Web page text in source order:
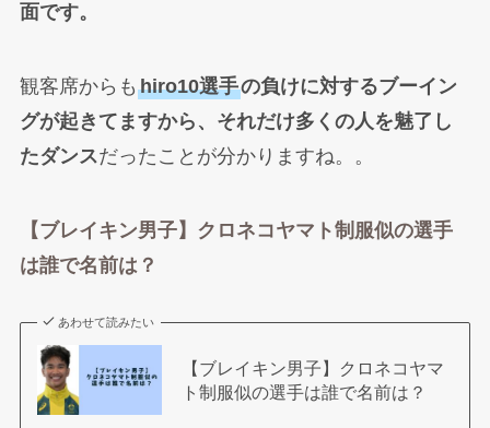
面です。
観客席からも hiro10選手の負けに対するブーイン
グが起きてますから、それだけ多くの人を魅了し
たダンスだったことが分かりますね。。
【ブレイキン男子】クロネコヤマト制服似の選手
は誰で名前は？
あわせて読みたい
【ブレイキン男子】クロネコヤマ
ト制服似の選手は誰で名前は？